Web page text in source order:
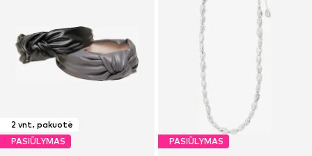
2 vnt. pakuotė
PASIŪLYMAS
PASIŪLYMAS